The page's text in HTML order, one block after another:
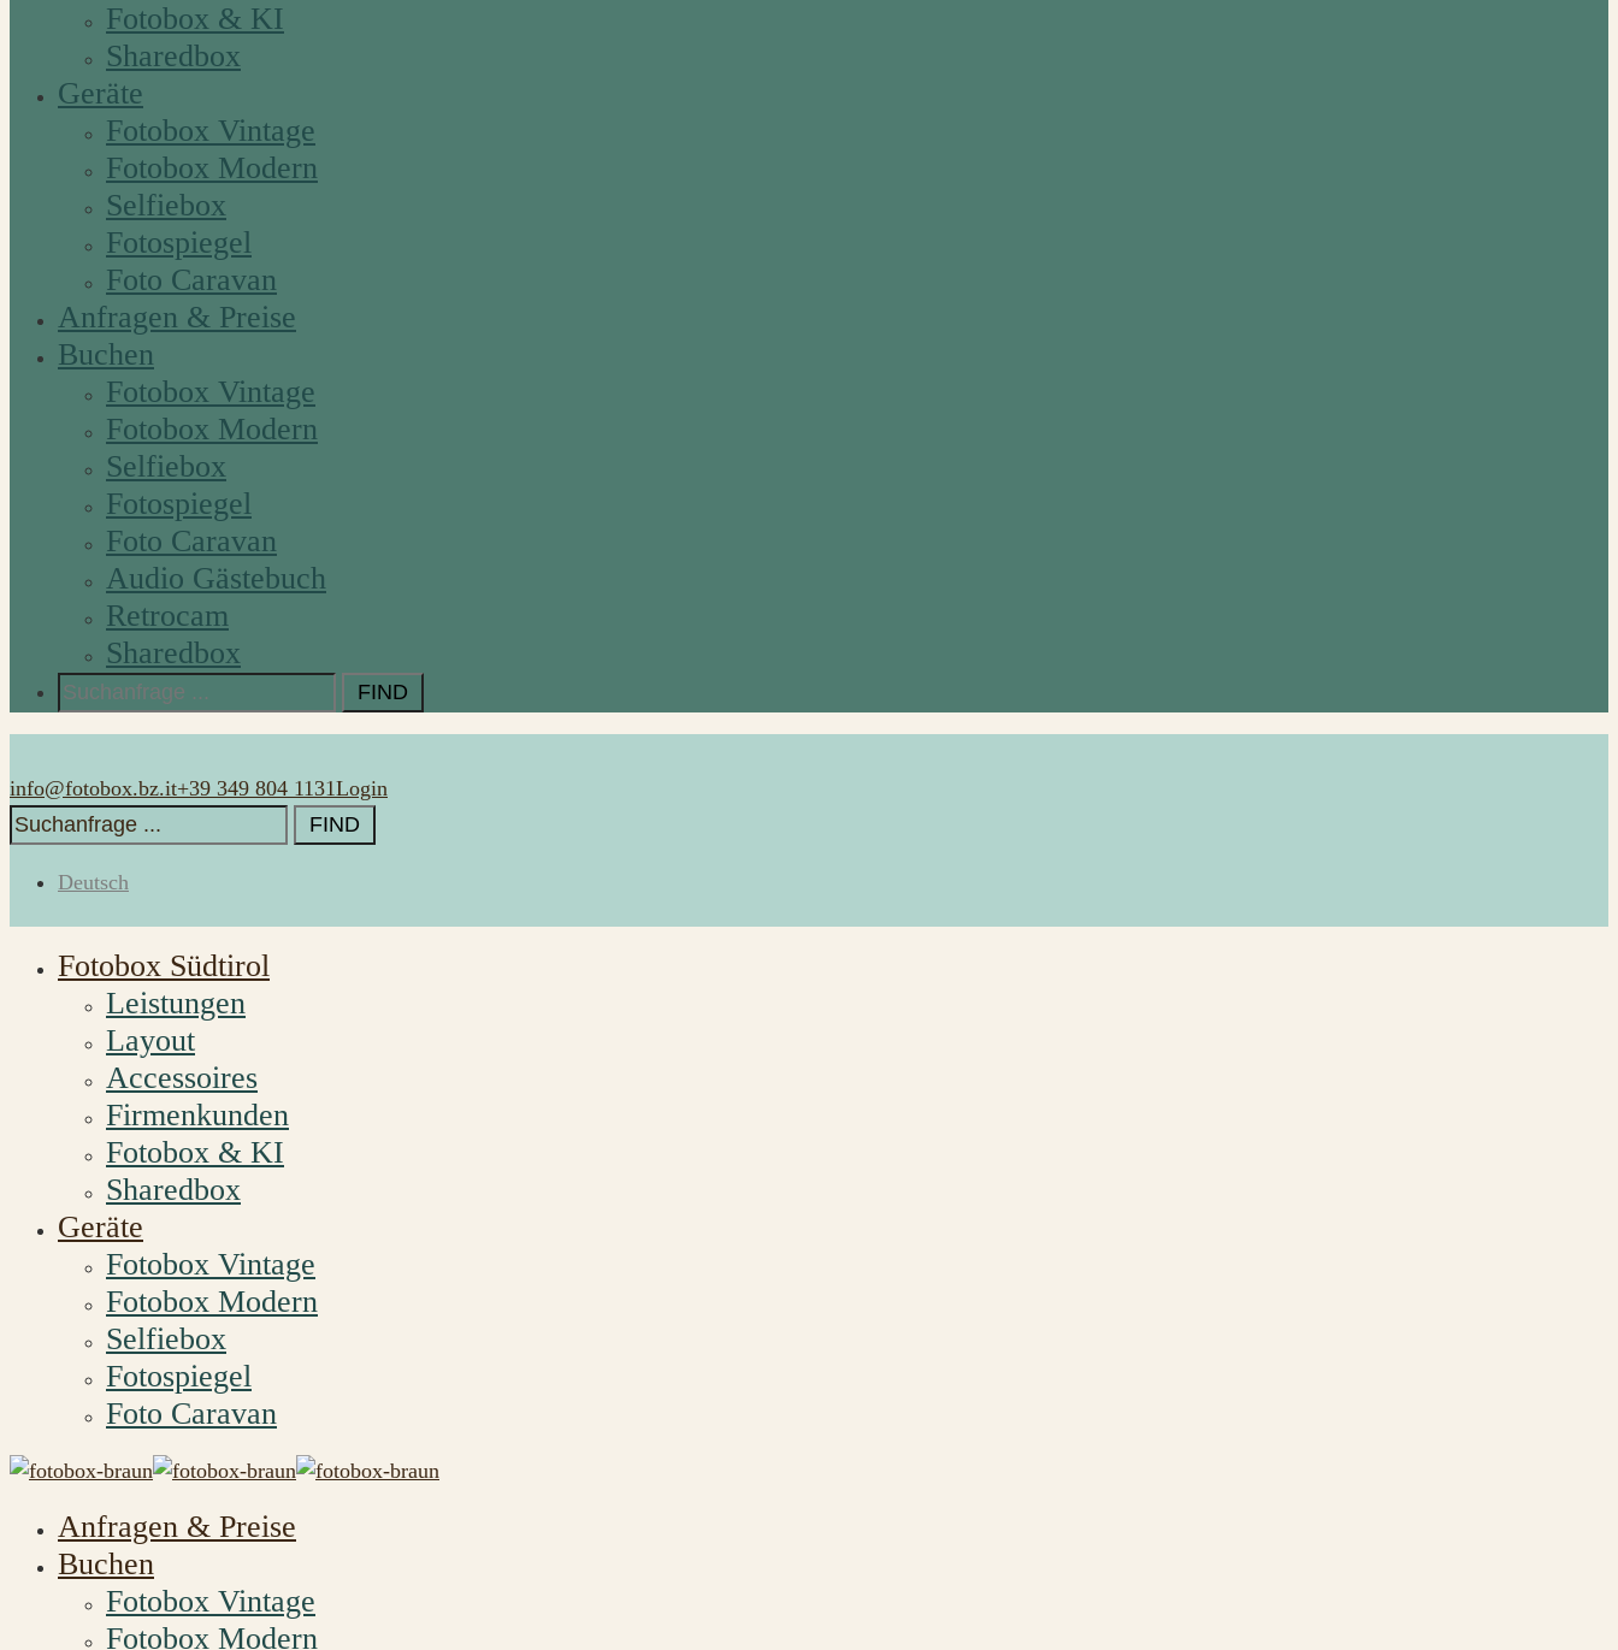
Fotobox & KI
Sharedbox
Geräte
Fotobox Vintage
Fotobox Modern
Selfiebox
Fotospiegel
Foto Caravan
Anfragen & Preise
Buchen
Fotobox Vintage
Fotobox Modern
Selfiebox
Fotospiegel
Foto Caravan
Audio Gästebuch
Retrocam
Sharedbox
Search
for:
info@fotobox.bz.it+39 349 804 1131Login
Search
for:
Deutsch
Fotobox Südtirol
Leistungen
Layout
Accessoires
Firmenkunden
Fotobox & KI
Sharedbox
Geräte
Fotobox Vintage
Fotobox Modern
Selfiebox
Fotospiegel
Foto Caravan
Anfragen & Preise
Buchen
Fotobox Vintage
Fotobox Modern